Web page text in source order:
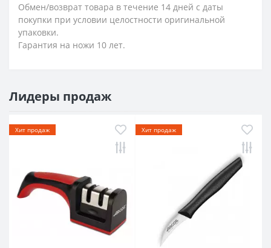
Обмен/возврат товара в течение 14 дней с даты
покупки при условии целостности оригинальной
упаковки.
Гарантия на ножи 10 лет.
Лидеры продаж
Хит продаж Хит продаж